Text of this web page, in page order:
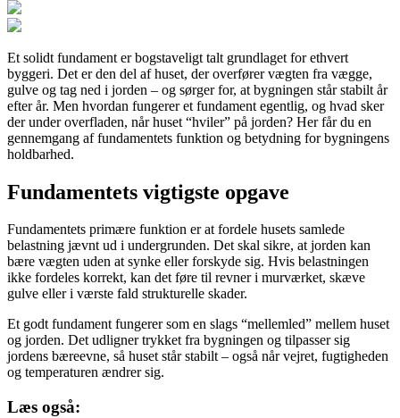
Et solidt fundament er bogstaveligt talt grundlaget for ethvert
byggeri. Det er den del af huset, der overfører vægten fra vægge,
gulve og tag ned i jorden – og sørger for, at bygningen står stabilt år
efter år. Men hvordan fungerer et fundament egentlig, og hvad sker
der under overfladen, når huset “hviler” på jorden? Her får du en
gennemgang af fundamentets funktion og betydning for bygningens
holdbarhed.
Fundamentets vigtigste opgave
Fundamentets primære funktion er at fordele husets samlede
belastning jævnt ud i undergrunden. Det skal sikre, at jorden kan
bære vægten uden at synke eller forskyde sig. Hvis belastningen
ikke fordeles korrekt, kan det føre til revner i murværket, skæve
gulve eller i værste fald strukturelle skader.
Et godt fundament fungerer som en slags “mellemled” mellem huset
og jorden. Det udligner trykket fra bygningen og tilpasser sig
jordens bæreevne, så huset står stabilt – også når vejret, fugtigheden
og temperaturen ændrer sig.
Læs også: